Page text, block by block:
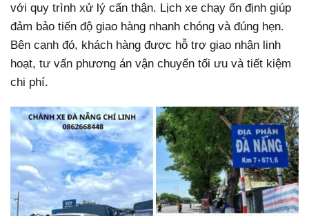
với quy trình xử lý cẩn thận. Lịch xe chạy ổn định giúp
đảm bảo tiến độ giao hàng nhanh chóng và đúng hẹn.
Bên cạnh đó, khách hàng được hỗ trợ giao nhận linh
hoạt, tư vấn phương án vận chuyển tối ưu và tiết kiệm
chi phí.